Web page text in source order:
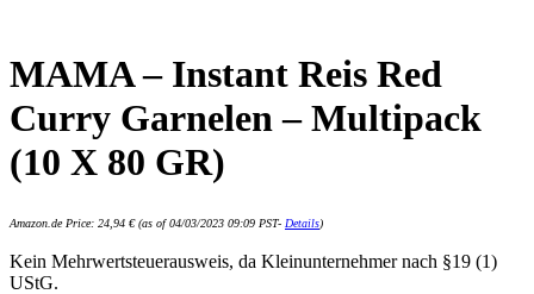
MAMA – Instant Reis Red
Curry Garnelen – Multipack
(10 X 80 GR)
Amazon.de Price: 24,94 €(as of 04/03/2023 09:09 PST- Details)
Kein Mehrwertsteuerausweis, da Kleinunternehmer nach §19 (1)
UStG.